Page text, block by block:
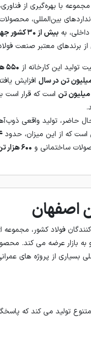
با بهره‌گیری از
بین‌المللی،
داخلی، به بیش از ۳۰ کشور جهان
برندهای معتبر صنعت
تولید این کارخانه از ۵۵۰ هزار تن
افزایش
است که قرار است
حاضر، تولید واقعی
است که از این میزان، حدود
ساختمانی و ۶۰۰ هزار تن
اصفهان
فولاد کشور،
بازار عرضه می کند.
بسیاری از پروژه های
تولید می کند که